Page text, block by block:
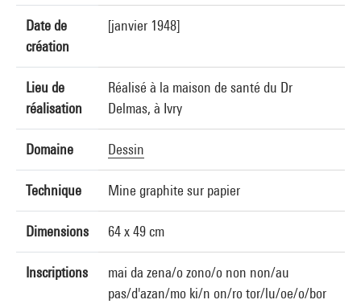
Date de
création
[janvier 1948]
Lieu de
réalisation
Réalisé à la maison de santé du Dr
Delmas, à Ivry
Domaine Dessin
Technique Mine graphite sur papier
Dimensions 64 x 49 cm
Inscriptions
mai da zena/o zono/o non non/au
pas/d'azan/mo ki/n on/ro tor/lu/oe/o/bor